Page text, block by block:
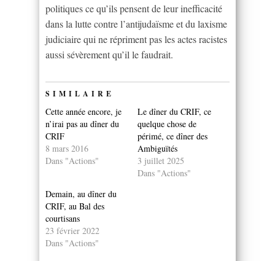
politiques ce qu’ils pensent de leur inefficacité
dans la lutte contre l’antijudaïsme et du laxisme
judiciaire qui ne répriment pas les actes racistes
aussi sévèrement qu’il le faudrait.
SIMILAIRE
Cette année encore, je
n’irai pas au dîner du
CRIF
8 mars 2016
Dans "Actions"
Le dîner du CRIF, ce
quelque chose de
périmé, ce dîner des
Ambiguïtés
3 juillet 2025
Dans "Actions"
Demain, au dîner du
CRIF, au Bal des
courtisans
23 février 2022
Dans "Actions"